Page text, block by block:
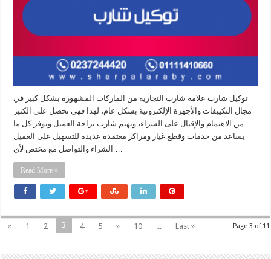
توكيل شارب علامة شارب التجارية من الماركات المشهورة بشكل كبير في
مجال التكييفات والأجهزة الإلكترونية بشكل عام، لهذا فهي تحصل على الكثير
من الاهتمام والإقبال على الشراء، وتهتم شارب براحة العميل وتوفر كل ما
يساعد من خدمات وقطع غيار ومراكز معتمدة عديدة للتسهيل على العميل
Read More »
Page 3 of 11
« 1 2 3 4 5 » 10 ... Last »